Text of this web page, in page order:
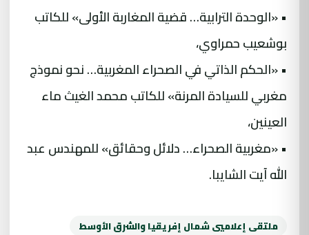
• «الوحدة الترابية… قضية المغاربة الأولى» للكاتب
بوشعيب حمراوي،
• «الحكم الذاتي في الصحراء المغربية… نحو نموذج
مغربي للسيادة المرنة» للكاتب محمد الغيث ماء
العينين،
• «مغربية الصحراء… دلائل وحقائق» للمهندس عبد
الله آيت الشايبا.
ملتقى إعلاميي شمال إفريقيا والشرق الأوسط